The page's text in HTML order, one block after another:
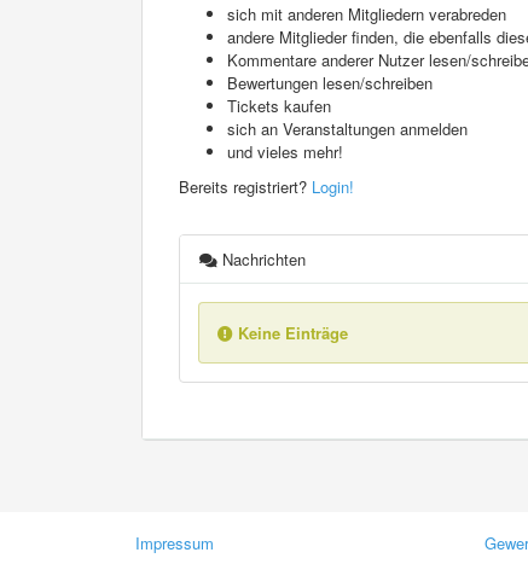
sich mit anderen Mitgliedern verabreden
andere Mitglieder finden, die ebenfalls
Kommentare anderer Nutzer lesen/
Bewertungen lesen/schreiben
Tickets kaufen
sich an Veranstaltungen anmelden
und vieles mehr!
Bereits registriert? Login!
Nachrichten
Keine Einträge
Impressum